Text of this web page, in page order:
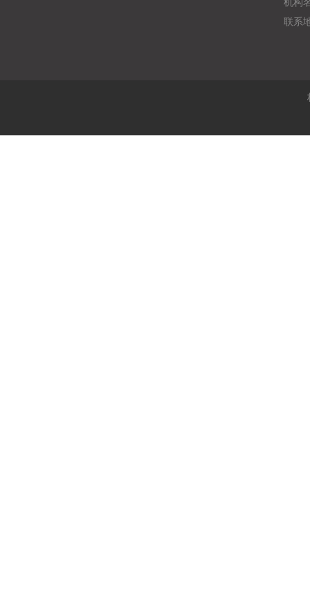
机构
联系